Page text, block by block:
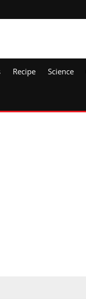
Recipe Science